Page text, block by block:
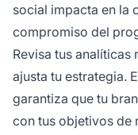
social impacta en la
compromiso del
Revisa tus
ajusta tu estrategia.
garantiza que tu
con tus objetivos de